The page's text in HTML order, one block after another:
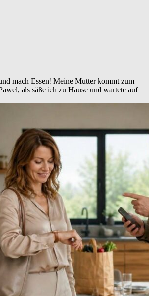
mach Essen! Meine Mutter kommt zum
als säße ich zu Hause und wartete auf